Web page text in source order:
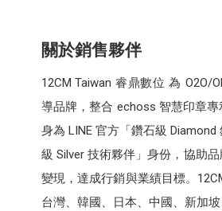
關於銷售夥伴
12CM Taiwan 睿鼎數位 為 O2O/
導品牌，整合 echoss 智慧印章專
身為 LINE 官方「鑽石級
級 Silver 技術夥伴」身份，協助
變現，達成行銷與業績目標。
台灣、韓國、日本、中國、新加